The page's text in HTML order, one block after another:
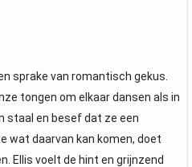
sprake van romantisch gekus.
tongen om elkaar dansen als in
staal en besef dat ze een
wat daarvan kan komen, doet
Ellis voelt de hint en grijnzend